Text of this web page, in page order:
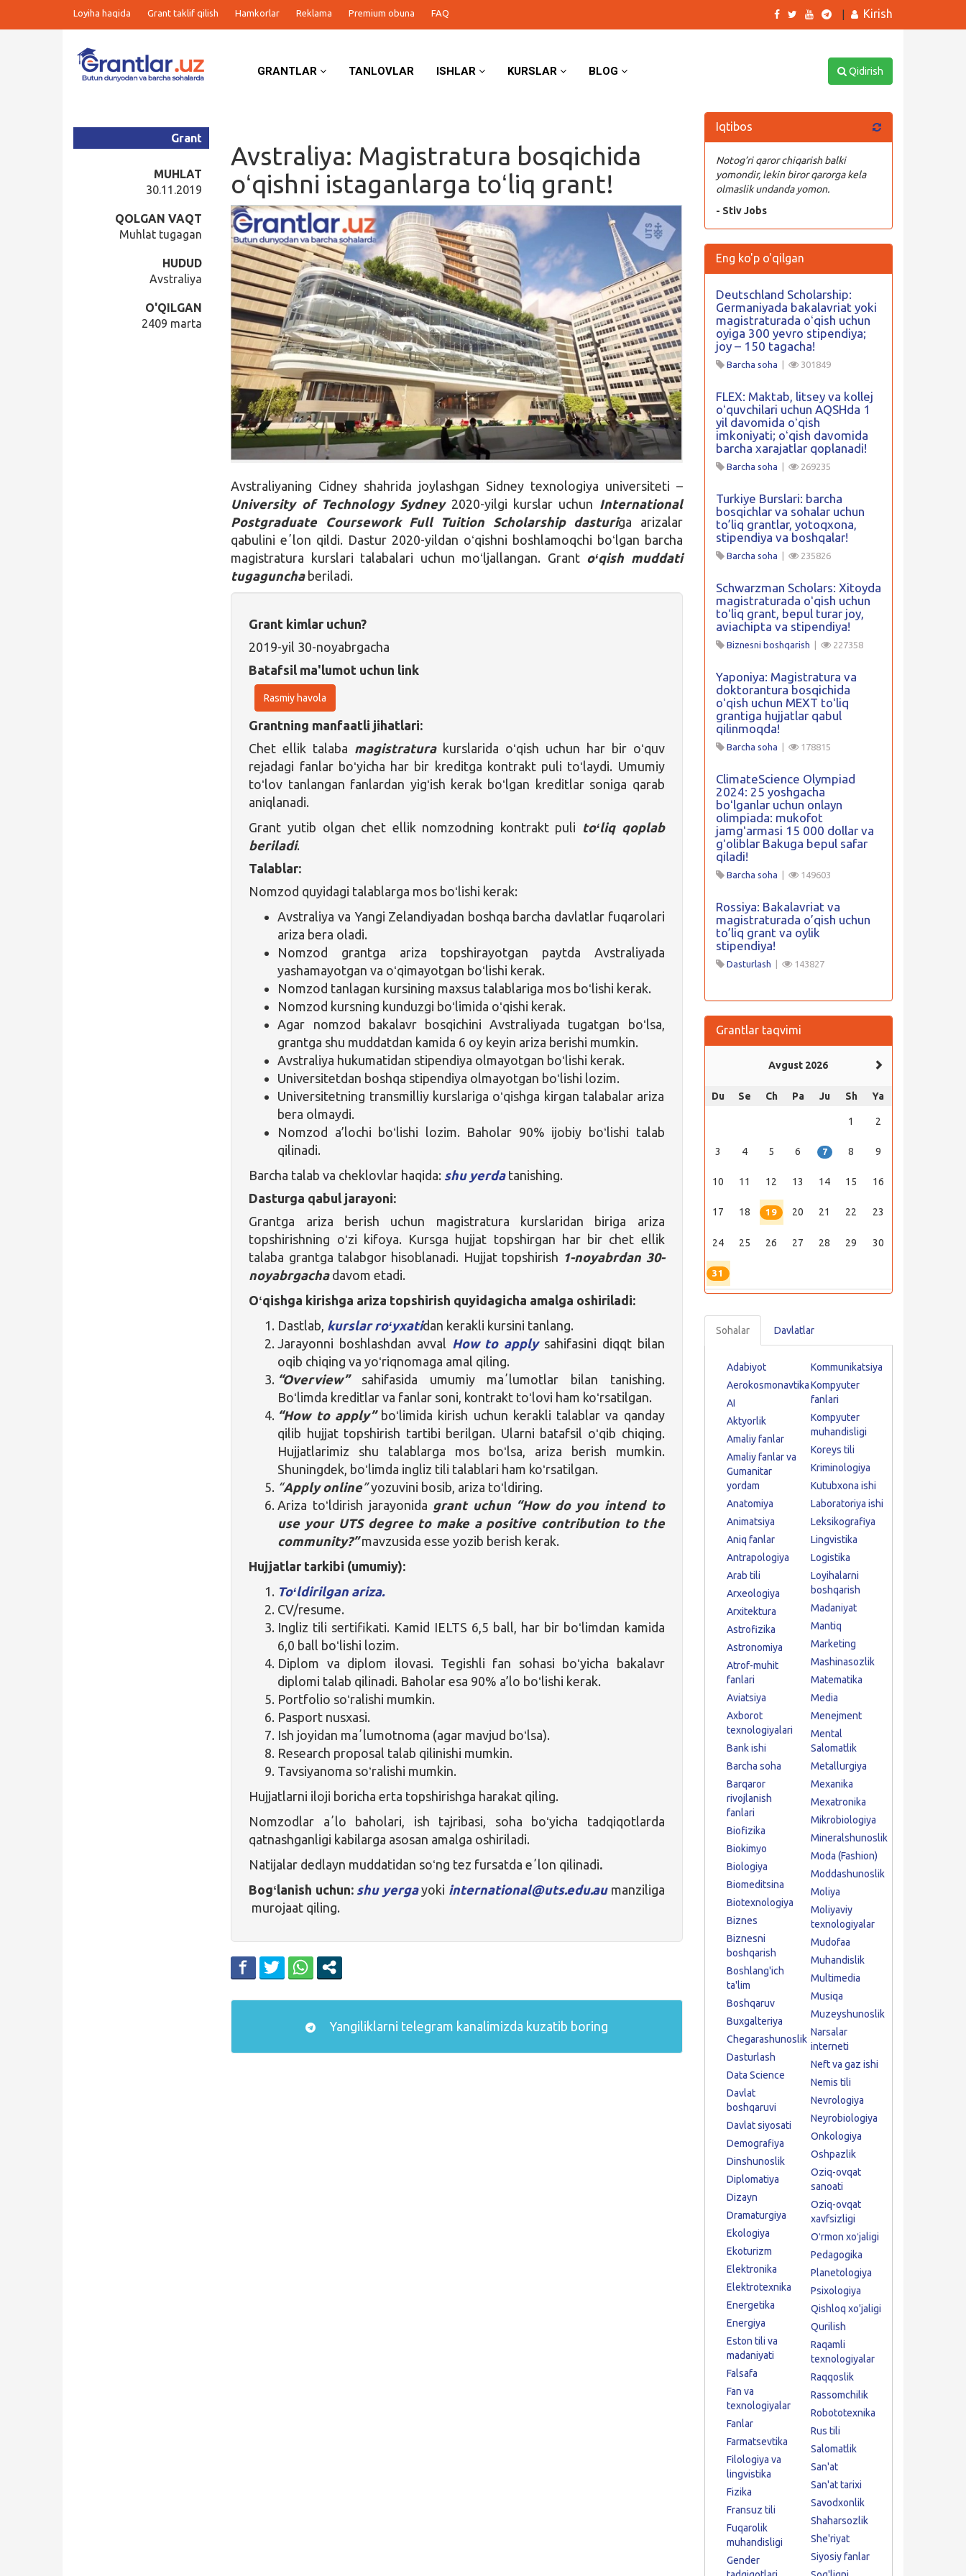
Loyiha haqida Grant taklif qilish Hamkorlar Reklama Premium obuna FAQ Kirish
GRANTLAR TANLOVLAR ISHLAR KURSLAR BLOG Qidirish
Avstraliya: Magistratura bosqichida
oʻqishni istaganlarga toʻliq grant!
Grant
MUHLAT
30.11.2019
QOLGAN VAQT
Muhlat tugagan
HUDUD
Avstraliya
O'QILGAN
2409 marta
Avstraliyaning Cidney shahrida joylashgan Sidney texnologiya universiteti –
University of Technology Sydney 2020-yilgi kurslar uchun International
Postgraduate Coursework Full Tuition Scholarship dasturiga arizalar
qabulini eʼlon qildi. Dastur 2020-yildan oʻqishni boshlamoqchi boʻlgan barcha
magistratura kurslari talabalari uchun moʻljallangan. Grant oʻqish muddati
tugagunchaberiladi.
Grant kimlar uchun?
2019-yil 30-noyabrgacha
Batafsil ma'lumot uchun link
Rasmiy havola
Grantning manfaatli jihatlari:
Chet ellik talaba magistratura kurslarida oʻqish uchun har bir oʻquv
rejadagi fanlar boʻyicha har bir kreditga kontrakt puli toʻlaydi. Umumiy
toʻlov tanlangan fanlardan yigʻish kerak boʻlgan kreditlar soniga qarab
aniqlanadi.
Grant yutib olgan chet ellik nomzodning kontrakt puli toʻliq qoplab
beriladi.
Talablar:
Nomzod quyidagi talablarga mos boʻlishi kerak:
Avstraliya va Yangi Zelandiyadan boshqa barcha davlatlar fuqarolari
ariza bera oladi.
Nomzod grantga ariza topshirayotgan paytda Avstraliyada
yashamayotgan va oʻqimayotgan boʻlishi kerak.
Nomzod tanlagan kursining maxsus talablariga mos boʻlishi kerak.
Nomzod kursning kunduzgi boʻlimida oʻqishi kerak.
Agar nomzod bakalavr bosqichini Avstraliyada tugatgan boʻlsa,
grantga shu muddatdan kamida 6 oy keyin ariza berishi mumkin.
Avstraliya hukumatidan stipendiya olmayotgan boʻlishi kerak.
Universitetdan boshqa stipendiya olmayotgan boʻlishi lozim.
Universitetning transmilliy kurslariga oʻqishga kirgan talabalar ariza
bera olmaydi.
Nomzod a’lochi boʻlishi lozim. Baholar 90% ijobiy boʻlishi talab
qilinadi.
Barcha talab va cheklovlar haqida: shu yerdatanishing.
Dasturga qabul jarayoni:
Grantga ariza berish uchun magistratura kurslaridan biriga ariza
topshirishning oʻzi kifoya. Kursga hujjat topshirgan har bir chet ellik
talaba grantga talabgor hisoblanadi. Hujjat topshirish 1-noyabrdan 30-
noyabrgachadavom etadi.
Oʻqishga kirishga ariza topshirish quyidagicha amalga oshiriladi:
Dastlab, kurslar roʻyxatidan kerakli kursini tanlang.
Jarayonni boshlashdan avval How to applysahifasini diqqt bilan
oqib chiqing va yoʻriqnomaga amal qiling.
“Overview”sahifasida umumiy maʼlumotlar bilan tanishing.
Boʻlimda kreditlar va fanlar soni, kontrakt toʻlovi ham koʻrsatilgan.
“How to apply”boʻlimida kirish uchun kerakli talablar va qanday
qilib hujjat topshirish tartibi berilgan. Ularni batafsil oʻqib chiqing.
Hujjatlarimiz shu talablarga mos boʻlsa, ariza berish mumkin.
Shuningdek, boʻlimda ingliz tili talablari ham koʻrsatilgan.
“Apply online”yozuvini bosib, ariza toʻldiring.
Ariza toʻldirish jarayonida grant uchun “How do you intend to
use your UTS degree to make a positive contribution to the
community?” mavzusida esse yozib berish kerak.
Hujjatlar tarkibi (umumiy):
Toʻldirilgan ariza.
CV/resume.
Ingliz tili sertifikati. Kamid IELTS 6,5 ball, har bir boʻlimdan kamida
6,0 ball boʻlishi lozim.
Diplom va diplom ilovasi. Tegishli fan sohasi boʻyicha bakalavr
diplomi talab qilinadi. Baholar esa 90% a’lo boʻlishi kerak.
Portfolio soʻralishi mumkin.
Pasport nusxasi.
Ish joyidan maʼlumotnoma (agar mavjud boʻlsa).
Research proposal talab qilinishi mumkin.
Tavsiyanoma soʻralishi mumkin.
Hujjatlarni iloji boricha erta topshirishga harakat qiling.
Nomzodlar aʼlo baholari, ish tajribasi, soha boʻyicha tadqiqotlarda
qatnashganligi kabilarga asosan amalga oshiriladi.
Natijalar dedlayn muddatidan soʻng tez fursatda eʼlon qilinadi.
Bogʻlanish uchun: shu yergayoki international@uts.edu.aumanziliga
murojaat qiling.
Yangiliklarni telegram kanalimizda kuzatib boring
Iqtibos
Notog’ri qaror chiqarish balki
yomondir, lekin biror qarorga kela
olmaslik undanda yomon.
- Stiv Jobs
Eng ko'p o'qilgan
Deutschland Scholarship:
Germaniyada bakalavriat yoki
magistraturada oʻqish uchun
oyiga 300 yevro stipendiya;
joy – 150 tagacha!
Barcha soha 301849
FLEX: Maktab, litsey va kollej
oʻquvchilari uchun AQSHda 1
yil davomida oʻqish
imkoniyati; oʻqish davomida
barcha xarajatlar qoplanadi!
Barcha soha 269235
Turkiye Burslari: barcha
bosqichlar va sohalar uchun
to’liq grantlar, yotoqxona,
stipendiya va boshqalar!
Barcha soha 235826
Schwarzman Scholars: Xitoyda
magistraturada oʻqish uchun
toʻliq grant, bepul turar joy,
aviachipta va stipendiya!
Biznesni boshqarish 227358
Yaponiya: Magistratura va
doktorantura bosqichida
oʻqish uchun MEXT toʻliq
grantiga hujjatlar qabul
qilinmoqda!
Barcha soha 178815
ClimateScience Olympiad
2024: 25 yoshgacha
boʻlganlar uchun onlayn
olimpiada: mukofot
jamgʻarmasi 15 000 dollar va
gʻoliblar Bakuga bepul safar
qiladi!
Barcha soha 149603
Rossiya: Bakalavriat va
magistraturada o’qish uchun
to’liq grant va oylik
stipendiya!
Dasturlash 143827
Grantlar taqvimi
Avgust 2026
Du Se Ch Pa Ju Sh Ya
1 2
3 4 5 6 7 8 9
10 11 12 13 14 15 16
17 18 19 20 21 22 23
24 25 26 27 28 29 30
31
Sohalar Davlatlar
Adabiyot
Aerokosmonavtika
AI
Aktyorlik
Amaliy fanlar
Amaliy fanlar va
Gumanitar
yordam
Anatomiya
Animatsiya
Aniq fanlar
Antrapologiya
Arab tili
Arxeologiya
Arxitektura
Astrofizika
Astronomiya
Atrof-muhit
fanlari
Aviatsiya
Axborot
texnologiyalari
Bank ishi
Barcha soha
Barqaror
rivojlanish
fanlari
Biofizika
Biokimyo
Biologiya
Biomeditsina
Biotexnologiya
Biznes
Biznesni
boshqarish
Boshlang'ich
ta'lim
Boshqaruv
Buxgalteriya
Chegarashunoslik
Dasturlash
Data Science
Davlat
boshqaruvi
Davlat siyosati
Demografiya
Dinshunoslik
Diplomatiya
Dizayn
Dramaturgiya
Ekologiya
Ekoturizm
Elektronika
Elektrotexnika
Energetika
Energiya
Eston tili va
madaniyati
Falsafa
Fan va
texnologiyalar
Fanlar
Farmatsevtika
Filologiya va
lingvistika
Fizika
Fransuz tili
Fuqarolik
muhandisligi
Gender
Kommunikatsiya
Kompyuter
fanlari
Kompyuter
muhandisligi
Koreys tili
Kriminologiya
Kutubxona ishi
Laboratoriya ishi
Leksikografiya
Lingvistika
Logistika
Loyihalarni
boshqarish
Madaniyat
Mantiq
Marketing
Mashinasozlik
Matematika
Media
Menejment
Mental
Salomatlik
Metallurgiya
Mexanika
Mexatronika
Mikrobiologiya
Mineralshunoslik
Moda (Fashion)
Moddashunoslik
Moliya
Moliyaviy
texnologiyalar
Mudofaa
Muhandislik
Multimedia
Musiqa
Muzeyshunoslik
Narsalar
interneti
Neft va gaz ishi
Nemis tili
Nevrologiya
Neyrobiologiya
Onkologiya
Oshpazlik
Oziq-ovqat
sanoati
Oziq-ovqat
xavfsizligi
Oʻrmon xoʻjaligi
Pedagogika
Planetologiya
Psixologiya
Qishloq xo'jaligi
Qurilish
Raqamli
texnologiyalar
Raqqoslik
Rassomchilik
Robototexnika
Rus tili
Salomatlik
San'at
San'at tarixi
Savodxonlik
Shaharsozlik
She'riyat
Siyosiy fanlar